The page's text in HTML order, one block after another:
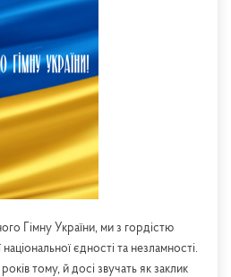
Гімну України, ми з гордістю
єдності та незламності.
тому, й досі звучать як заклик